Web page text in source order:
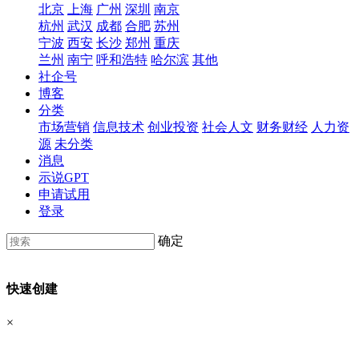
北京
上海 广州 深圳 南京
杭州 武汉 成都 合肥 苏州
宁波 西安 长沙 郑州 重庆
兰州 南宁 呼和浩特 哈尔滨 其他
社企号
博客
分类
市场营销 信息技术 创业投资 社会人文 财务财经 人力资
源 未分类
消息
示说GPT
申请试用
登录
确定
快速创建
×